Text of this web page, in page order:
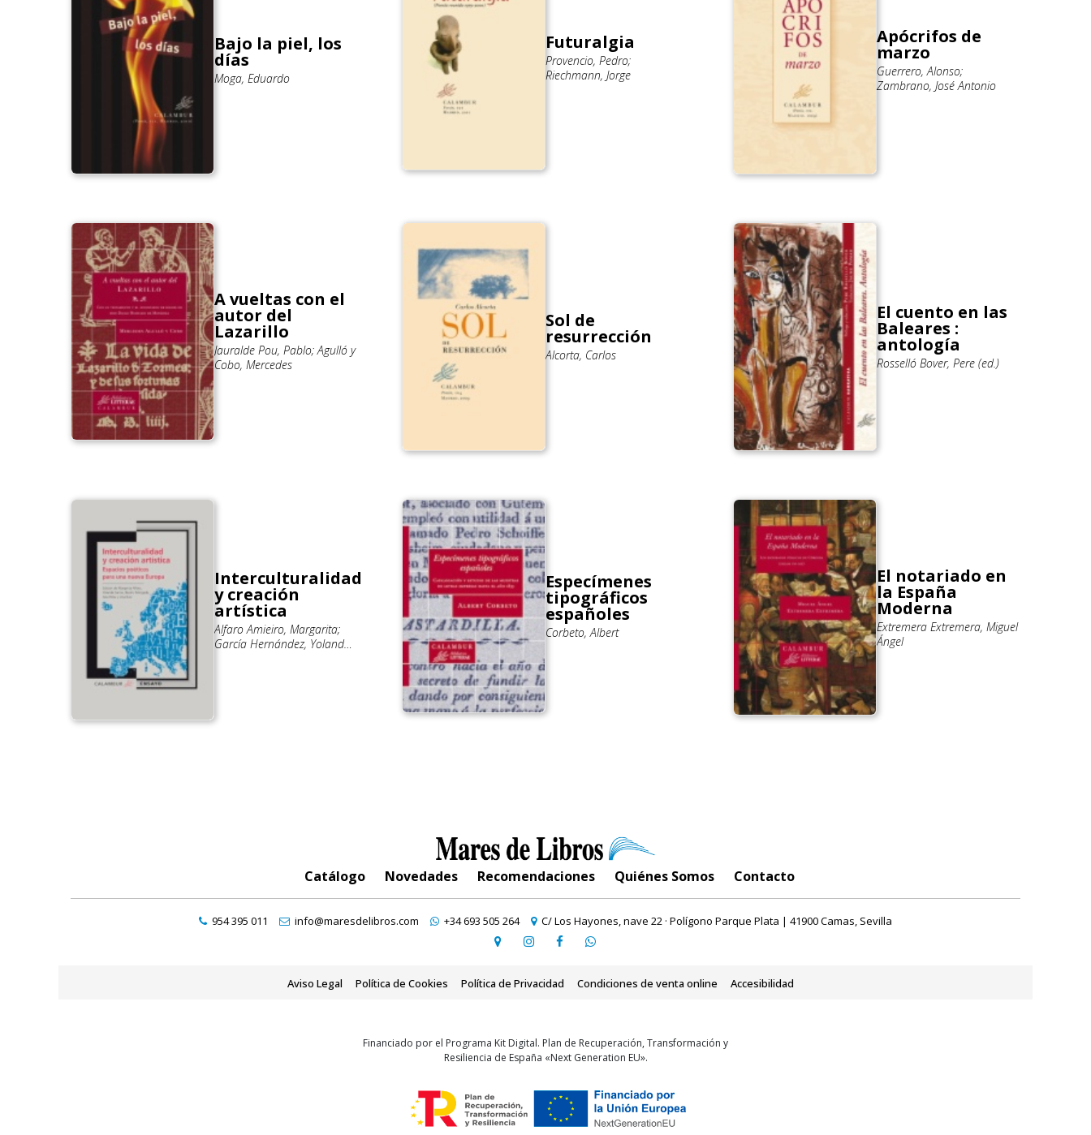
Bajo la piel, los
días
Moga, Eduardo
Futuralgia
Provencio, Pedro;
Riechmann, Jorge
Apócrifos de
marzo
Guerrero, Alonso;
Zambrano, José Antonio
A vueltas con el
autor del
Lazarillo
Jauralde Pou, Pablo; Agulló y
Cobo, Mercedes
Sol de
resurrección
Alcorta, Carlos
El cuento en las
Baleares :
antología
Rosselló Bover, Pere (ed.)
Interculturalidad
y creación
artística
Alfaro Amieiro, Margarita;
García Hernández, Yolanda;
Especímenes
tipográficos
españoles
Corbeto, Albert
El notariado en
la España
Moderna
Extremera Extremera, Miguel
Ángel
Catálogo Novedades Recomendaciones Quiénes Somos Contacto
954 395 011 info@maresdelibros.com +34 693 505 264 C/ Los Hayones, nave 22 · Polígono Parque Plata | 41900 Camas, Sevilla
Aviso Legal Política de Cookies Política de Privacidad Condiciones de venta online Accesibilidad
Financiado por el Programa Kit Digital. Plan de Recuperación, Transformación y
Resiliencia de España «Next Generation EU».